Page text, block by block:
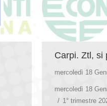
Carpi. Ztl, si
mercoledì 18
mercoledì 18
1° trimestre